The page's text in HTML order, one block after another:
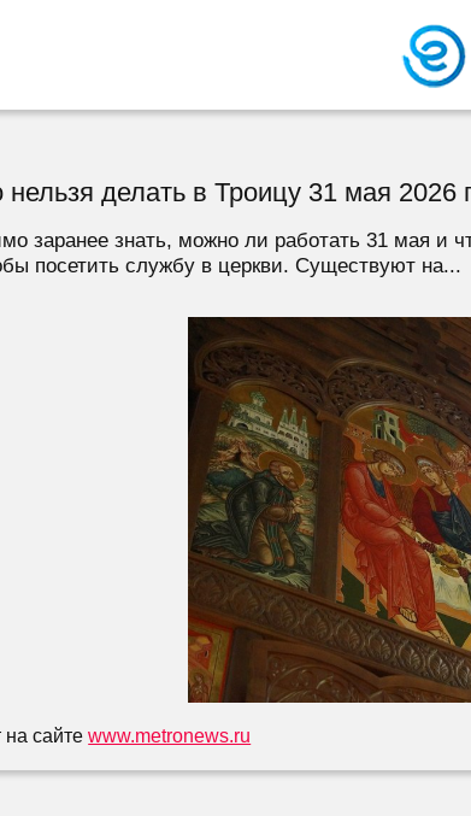
делать в Троицу 31 мая 2026
заранее знать, можно ли работать 31 мая и
посетить службу в церкви. Существуют на...
на сайтеwww.metronews.ru